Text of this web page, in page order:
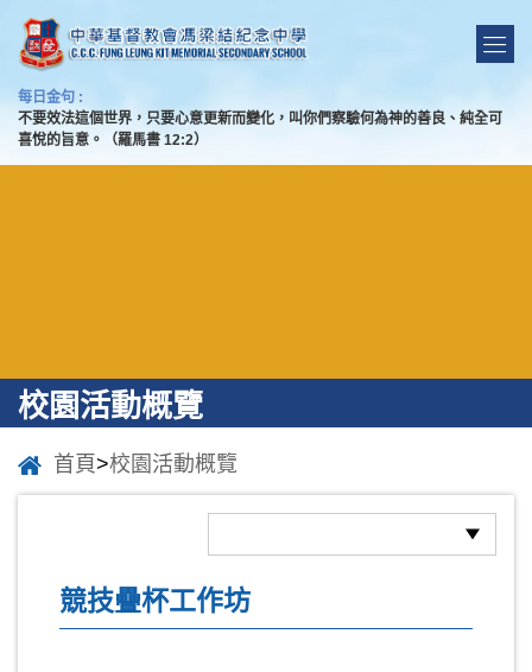
每日金句 :
不要效法這個世界，只要心意更新而變化，叫你們察驗何為神的善良、純全可
喜悅的旨意。（羅馬書 12:2）
校園活動概覽
首頁>校園活動概覽
競技疊杯工作坊